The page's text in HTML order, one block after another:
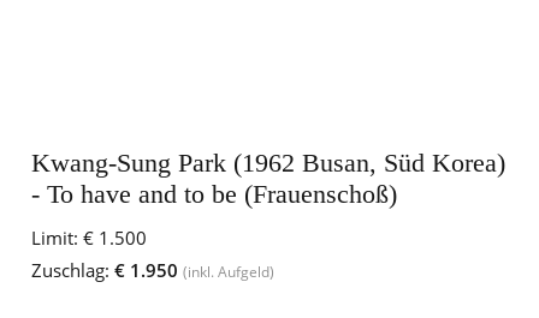
Kwang-Sung Park (1962 Busan, Süd Korea)
- To have and to be (Frauenschoß)
Limit: € 1.500
Zuschlag: € 1.950 (inkl. Aufgeld)